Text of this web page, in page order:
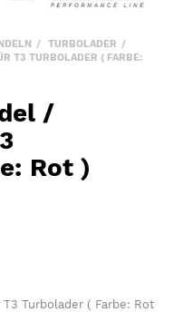
TURBOLADER
T3 TURBOLADER ( FARBE:
/
Rot )
Turbolader ( Farbe: Rot